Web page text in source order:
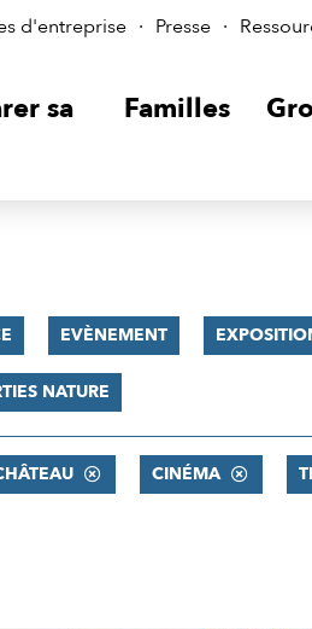
d'entreprise Presse
sa
Familles
EVÈNEMENT
NATURE
CINÉMA